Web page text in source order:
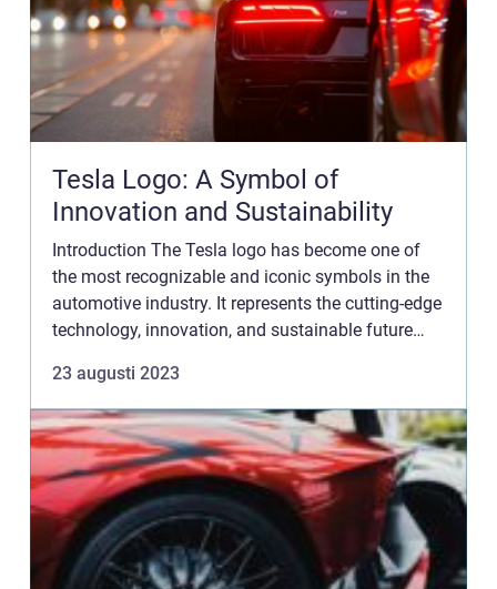
Tesla Logo: A Symbol of
Innovation and Sustainability
Introduction The Tesla logo has become one of
the most recognizable and iconic symbols in the
automotive industry. It represents the cutting-edge
technology, innovation, and sustainable future
delv...
23 augusti 2023